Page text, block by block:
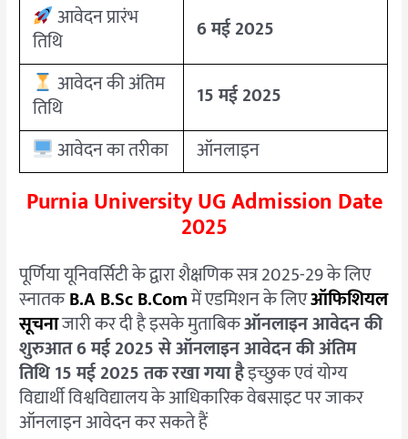
आवेदन प्रारंभ
तिथि
6 मई 2025
आवेदन की अंतिम
तिथि
15 मई 2025
आवेदन का तरीका
ऑनलाइन
Purnia University UG Admission Date
2025
पूर्णिया यूनिवर्सिटी के द्वारा शैक्षणिक सत्र 2025-29 के लिए
स्नातकB.A B.Sc B.Comमें एडमिशन के लिएऑफिशियल
सूचनाजारी कर दी है इसके मुताबिकऑनलाइन आवेदन की
शुरुआत 6 मई 2025 से ऑनलाइन आवेदन की अंतिम
तिथि 15 मई 2025 तक रखा गया हैइच्छुक एवं योग्य
विद्यार्थी विश्वविद्यालय के आधिकारिक वेबसाइट पर जाकर
ऑनलाइन आवेदन कर सकते हैं